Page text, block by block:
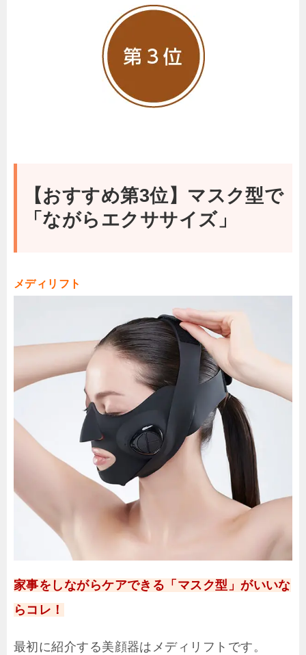
【おすすめ第3位】マスク型で
「ながらエクササイズ」
メディリフト
家事をしながらケアできる「マスク型」がいいな
らコレ！
最初に紹介する美顔器はメディリフトです。